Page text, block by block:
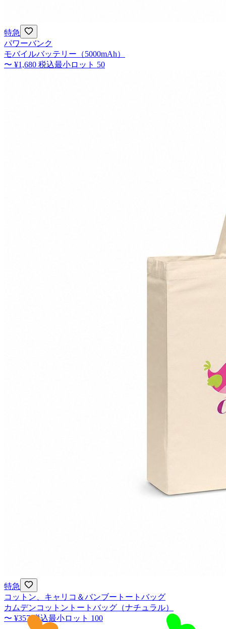
特急
パワーバンク
モバイルバッテリー（5000mAh）
〜 ¥1,680 税込最小ロット 50
特急
コットン、キャリコ＆バンブートートバッグ
カムデンコットントートバッグ（ナチュラル）
〜 ¥357 税込最小ロット 100